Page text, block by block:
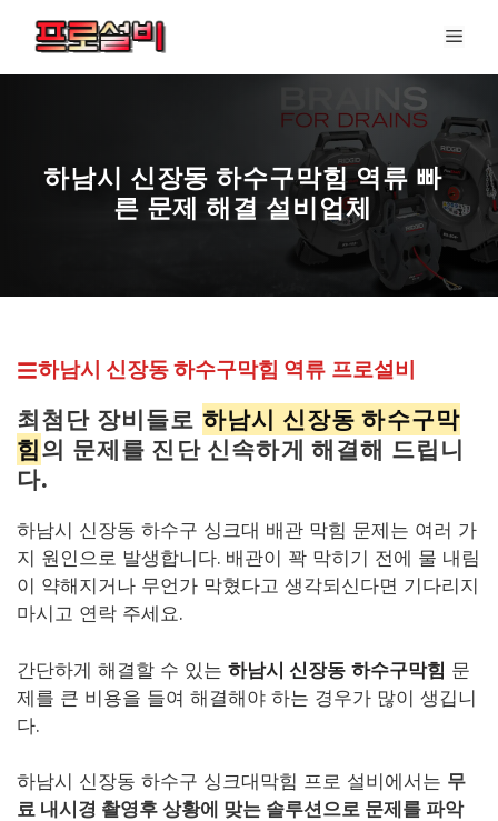
츠
메
하남시 신장동 하수구막힘 역류 빠
른 문제 해결 설비업체
하남시 신장동 하수구막힘 역류 프로설비
최첨단 장비들로 하남시 신장동 하수구막
힘의 문제를 진단 신속하게 해결해 드립니
다.
하남시 신장동 하수구 싱크대 배관 막힘 문제는 여러 가
지 원인으로 발생합니다. 배관이 꽉 막히기 전에 물 내림
이 약해지거나 무언가 막혔다고 생각되신다면 기다리지
마시고 연락 주세요.
간단하게 해결할 수 있는 하남시 신장동 하수구막힘 문
제를 큰 비용을 들여 해결해야 하는 경우가 많이 생깁니
다.
하남시 신장동 하수구 싱크대막힘 프로 설비에서는 무
료 내시경 촬영후 상황에 맞는 솔루션으로 문제를 파악